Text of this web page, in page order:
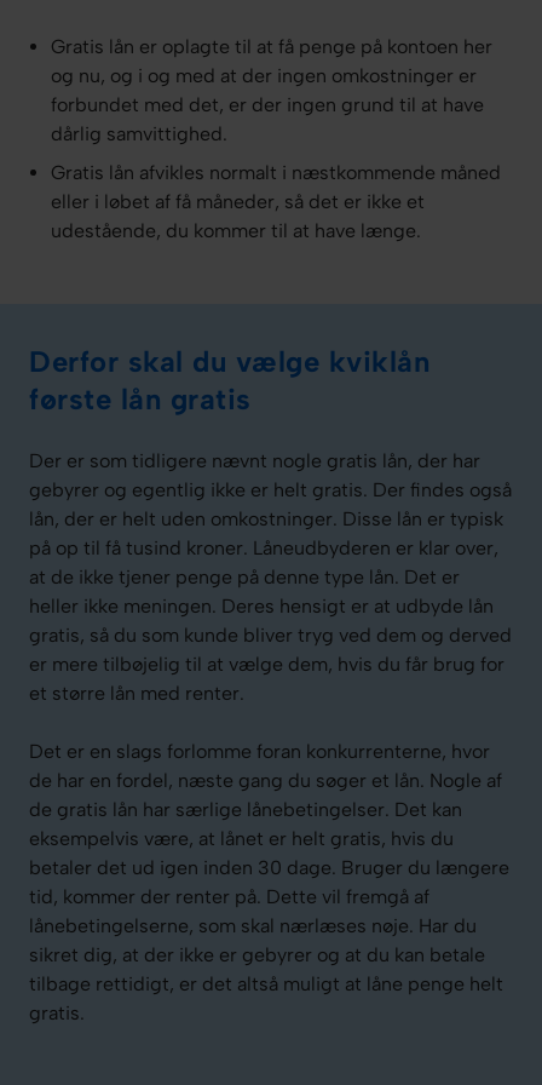
Gratis lån er oplagte til at få penge på kontoen her
og nu, og i og med at der ingen omkostninger er
forbundet med det, er der ingen grund til at have
dårlig samvittighed.
Gratis lån afvikles normalt i næstkommende måned
eller i løbet af få måneder, så det er ikke et
udestående, du kommer til at have længe.
Derfor skal du vælge kviklån
første lån gratis
Der er som tidligere nævnt nogle gratis lån, der har
gebyrer og egentlig ikke er helt gratis. Der findes også
lån, der er helt uden omkostninger. Disse lån er typisk
på op til få tusind kroner. Låneudbyderen er klar over,
at de ikke tjener penge på denne type lån. Det er
heller ikke meningen. Deres hensigt er at udbyde lån
gratis, så du som kunde bliver tryg ved dem og derved
er mere tilbøjelig til at vælge dem, hvis du får brug for
et større lån med renter.
Det er en slags forlomme foran konkurrenterne, hvor
de har en fordel, næste gang du søger et lån. Nogle af
de gratis lån har særlige lånebetingelser. Det kan
eksempelvis være, at lånet er helt gratis, hvis du
betaler det ud igen inden 30 dage. Bruger du længere
tid, kommer der renter på. Dette vil fremgå af
lånebetingelserne, som skal nærlæses nøje. Har du
sikret dig, at der ikke er gebyrer og at du kan betale
tilbage rettidigt, er det altså muligt at låne penge helt
gratis.